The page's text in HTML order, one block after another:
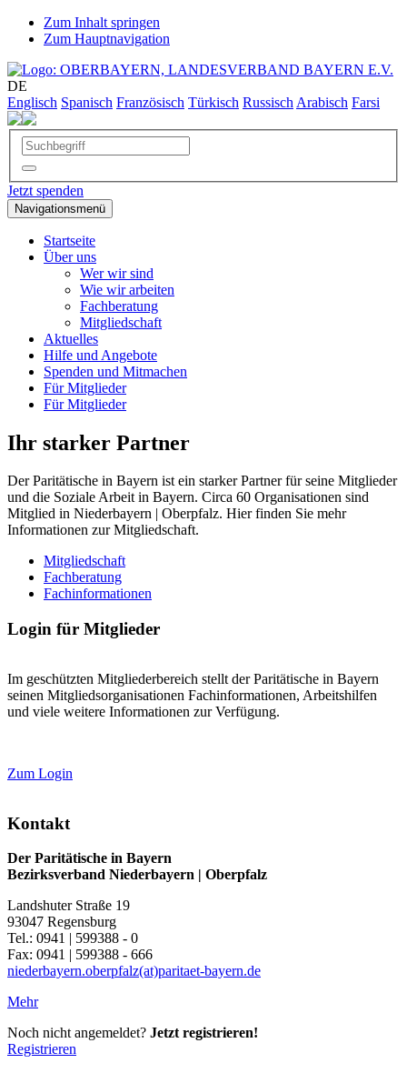
Zum Inhalt springen
Zum Hauptnavigation
DE
Englisch Spanisch Französisch Türkisch Russisch Arabisch Farsi
Jetzt spenden
Navigationsmenü
Startseite
Über uns
Wer wir sind
Wie wir arbeiten
Fachberatung
Mitgliedschaft
Aktuelles
Hilfe und Angebote
Spenden und Mitmachen
Für Mitglieder
Für Mitglieder
Ihr starker Partner
Der Paritätische in Bayern ist ein starker Partner für seine Mitglieder
und die Soziale Arbeit in Bayern. Circa 60 Organisationen sind
Mitglied in Niederbayern | Oberpfalz. Hier finden Sie mehr
Informationen zur Mitgliedschaft.
Mitgliedschaft
Fachberatung
Fachinformationen
Login für Mitglieder
Im geschützten Mitgliederbereich stellt der Paritätische in Bayern
seinen Mitgliedsorganisationen Fachinformationen, Arbeitshilfen
und viele weitere Informationen zur Verfügung.
Zum Login
Kontakt
Der Paritätische in Bayern
Bezirksverband Niederbayern | Oberpfalz
Landshuter Straße 19
93047 Regensburg
Tel.: 0941 | 599388 - 0
Fax: 0941 | 599388 - 666
niederbayern.oberpfalz(at)paritaet-bayern.de
Mehr
Noch nicht angemeldet? Jetzt registrieren!
Registrieren